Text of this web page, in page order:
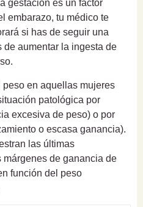
gestación es un factor
embarazo, tu médico te
si has de seguir una
aumentar la ingesta de
en aquellas mujeres
patológica por
excesiva de peso) o por
o escasa ganancia).
las últimas
de ganancia de
función del peso